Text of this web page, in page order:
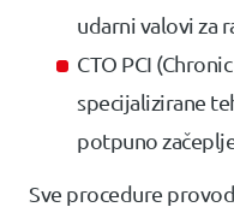
udarni valovi za
CTO PCI
specijalizirane
potpuno
Sve procedure